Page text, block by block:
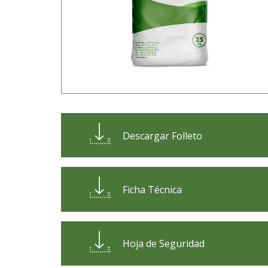
Descargar Folleto
Ficha Técnica
Hoja de Seguridad